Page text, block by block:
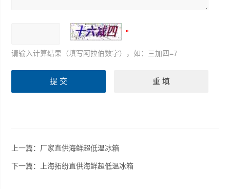
请输入计算结果（填写阿拉伯数字），如：三加四=7
上一篇： 厂家直供海鲜超低温冰箱
下一篇： 上海拓纷直供海鲜超低温冰箱